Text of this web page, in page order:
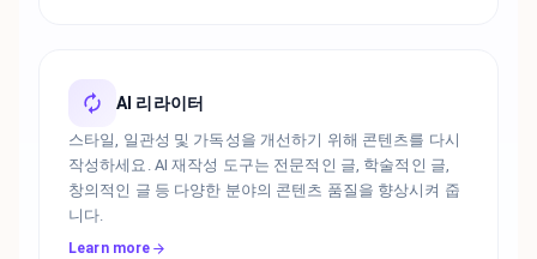
AI 리라이터
스타일, 일관성 및 가독성을 개선하기 위해 콘텐츠를 다시
작성하세요. AI 재작성 도구는 전문적인 글, 학술적인 글,
창의적인 글 등 다양한 분야의 콘텐츠 품질을 향상시켜 줍
니다.
Learn more